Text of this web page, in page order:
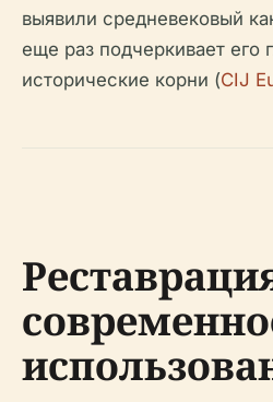
выявили средневековый
еще раз подчеркивает его
исторические корни (CIJ